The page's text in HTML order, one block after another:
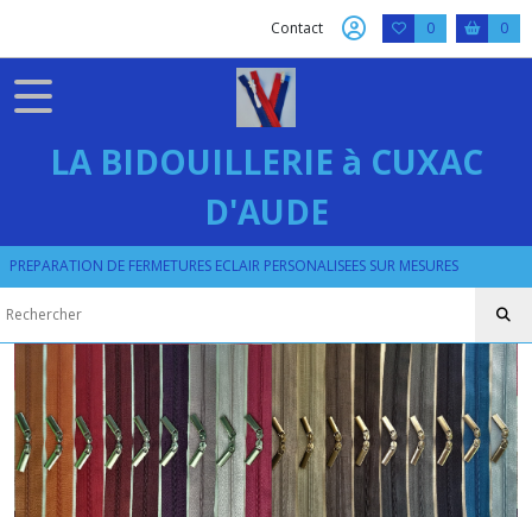
Contact 0 0
LA BIDOUILLERIE à CUXAC
D'AUDE
PREPARATION DE FERMETURES ECLAIR PERSONALISEES SUR MESURES
FILTRES
NYLON
SPIRALE
No
3
mm
)
Afficher